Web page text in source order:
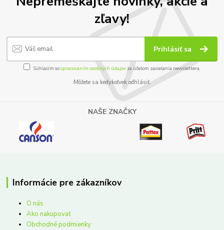
zľavy!
Prihlásiť sa
Súhlasím sospracovaním osobných údajov za účelom zasielania newslettera.
Môžete sa kedykoľvek odhlásiť.
NAŠE ZNAČKY
Informácie pre zákazníkov
O nás
Ako nakupovať
Obchodné podmienky